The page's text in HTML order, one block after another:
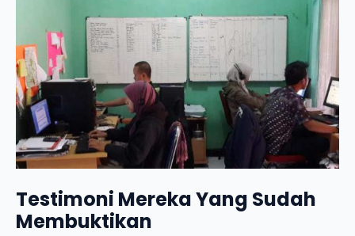
Testimoni Mereka Yang Sudah
Membuktikan